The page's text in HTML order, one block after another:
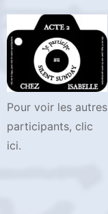
Pour voir les autres
participants, clic
ici.